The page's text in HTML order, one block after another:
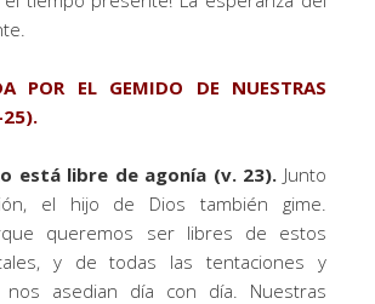
POR EL GEMIDO DE NUESTRAS
25).
está libre de agonía (v. 23). Junto
el hijo de Dios también gime.
queremos ser libres de estos
y de todas las tentaciones y
nos asedian día con día. Nuestras